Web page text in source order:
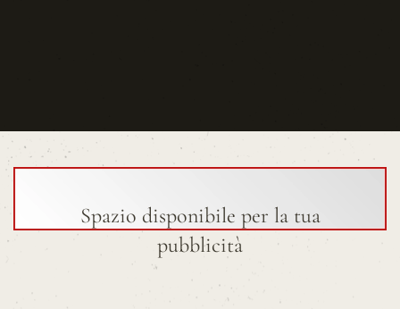
Spazio disponibile per la tua
pubblicità